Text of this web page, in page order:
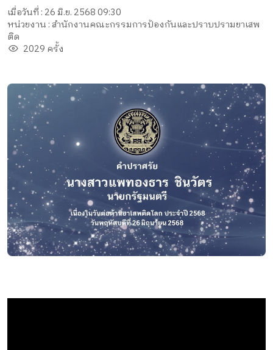
เมื่อวันที่ : 26 มิ.ย. 2568 09:30
หน่วยงาน : สำนักงานคณะกรรมการป้องกันและปราบปรามยาเสพ
ติด
2029 ครั้ง